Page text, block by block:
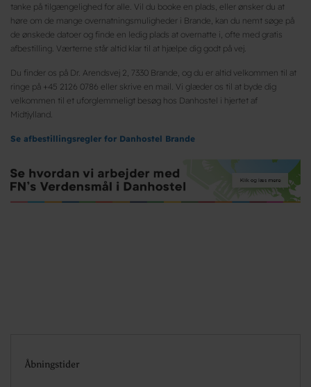
tanke på tilgængelighed for alle. Vil du booke en plads, eller ønsker du at
høre om de mange overnatningsmuligheder i Brande, kan du nemt søge på
de ønskede datoer og finde en ledig plads at overnatte i, ofte med gratis
afbestilling. Værterne står altid klar til at hjælpe dig godt på vej.
Du finder os på Dr. Arendsvej 2, 7330 Brande, og du er altid velkommen til at
ringe på +45 2126 0786 eller skrive en mail. Vi glæder os til at byde dig
velkommen til et uforglemmeligt besøg hos Danhostel i hjertet af
Midtjylland.
Se afbestillingsregler for Danhostel Brande
Åbningstider